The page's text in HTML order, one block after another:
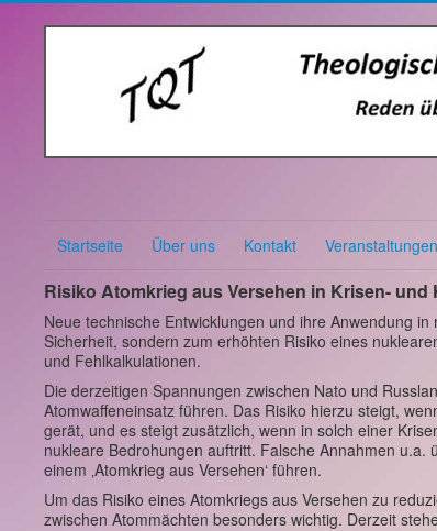
Startseite Über uns Kontakt Veranstaltungen
Risiko Atomkrieg aus Versehen in Krisen-
Neue technische Entwicklungen und ihre Anwendung
Sicherheit, sondern zum erhöhten Risiko eines
und Fehlkalkulationen.
Die derzeitigen Spannungen zwischen Nato und
Atomwaffeneinsatz führen. Das Risiko hierzu steigt,
gerät, und es steigt zusätzlich, wenn in solch einer
nukleare Bedrohungen auftritt. Falsche Annahmen
einem ‚Atomkrieg aus Versehen‘ führen.
Um das Risiko eines Atomkriegs aus Versehen zu
zwischen Atommächten besonders wichtig. Derzeit